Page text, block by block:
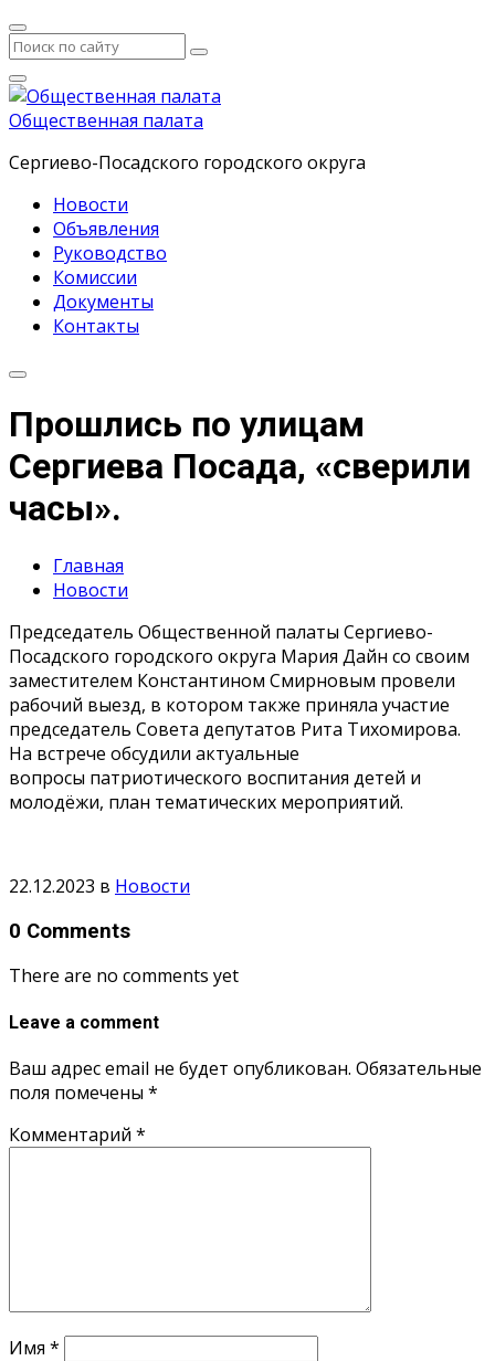
Общественная палата
Сергиево-Посадского городского округа
Новости
Объявления
Руководство
Комиссии
Документы
Контакты
Прошлись по улицам
Сергиева Посада, «сверили
часы».
Главная
Новости
Председатель Общественной палаты Сергиево-
Посадского городского округа Мария Дайн со своим
заместителем Константином Смирновым провели
рабочий выезд, в котором также приняла участие
председатель Совета депутатов Рита Тихомирова.
На встрече обсудили актуальные
вопросы патриотического воспитания детей и
молодёжи, план тематических мероприятий.
22.12.2023 в Новости
0 Comments
There are no comments yet
Leave a comment
Ваш адрес email не будет опубликован. Обязательные
поля помечены *
Комментарий *
Имя *